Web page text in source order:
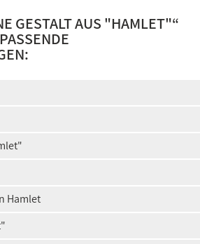
GESTALT AUS "HAMLET"“
Hamlet